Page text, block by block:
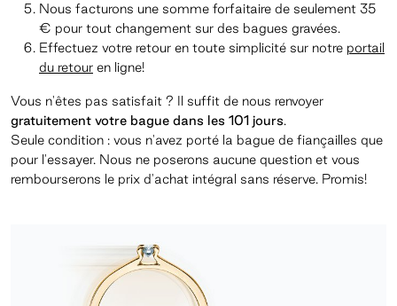
Nous facturons une somme forfaitaire de seulement 35
€ pour tout changement sur des bagues gravées.
Effectuez votre retour en toute simplicité sur notre portail
du retour en ligne!
Vous n'êtes pas satisfait ? Il suffit de nous renvoyer
gratuitement votre bague dans les 101 jours.
Seule condition : vous n'avez porté la bague de fiançailles que
pour l'essayer. Nous ne poserons aucune question et vous
rembourserons le prix d'achat intégral sans réserve. Promis!